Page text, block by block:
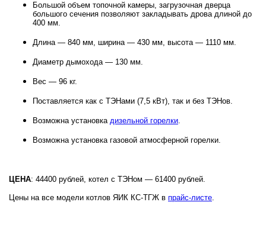
Большой объем топочной камеры, загрузочная дверца
большого сечения позволяют закладывать дрова длиной до
400 мм.
Длина — 840 мм, ширина — 430 мм, высота — 1110 мм.
Диаметр дымохода — 130 мм.
Вес — 96 кг.
Поставляется как с ТЭНами (7,5 кВт), так и без ТЭНов.
Возможна установка дизельной горелки.
Возможна установка газовой атмосферной горелки.
ЦЕНА: 44400 рублей, котел с ТЭНом — 61400 рублей.
Цены на все модели котлов ЯИК КС-ТГЖ в прайс-листе.